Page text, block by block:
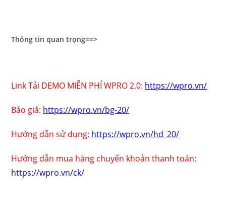
Thông tin quan trọng==>
Link Tải DEMO MIỄN PHÍ WPRO 2.0: https://wpro.vn/
Báo giá: https://wpro.vn/bg-20/
Hướng dẫn sử dụng: https://wpro.vn/hd_20/
Hướng dẫn mua hàng chuyển khoản thanh toán:
https://wpro.vn/ck/